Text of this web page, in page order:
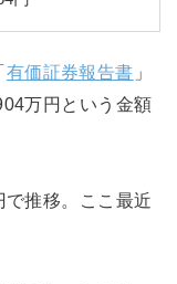
有価証券報告書 」
万円という金額
推移。ここ最近